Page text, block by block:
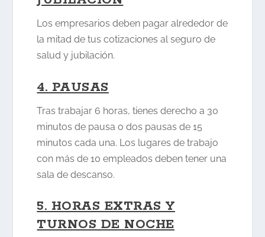
Los empresarios deben pagar alrededor de
la mitad de tus cotizaciones al seguro de
salud y jubilación.
4. PAUSAS
Tras trabajar 6 horas, tienes derecho a 30
minutos de pausa o dos pausas de 15
minutos cada una. Los lugares de trabajo
con más de 10 empleados deben tener una
sala de descanso.
5. HORAS EXTRAS Y
TURNOS DE NOCHE